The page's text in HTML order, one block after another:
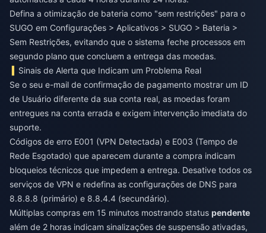
Defina a otimização de bateria como "sem restrições" para o
SUGO em Configurações > Aplicativos > SUGO > Bateria >
Sem Restrições, evitando que o sistema feche processos em
segundo plano que concluem a entrega das moedas.
Sinais de Alerta que Indicam um Problema Real
Se o seu e-mail de confirmação de pagamento mostrar um ID
de Usuário diferente da sua conta real, as moedas foram
entregues na conta errada e exigem intervenção imediata do
suporte.
Códigos de erro E001 (VPN Detectada) e E003 (Tempo de
Rede Esgotado) que aparecem durante a compra indicam
bloqueios técnicos que impedem a entrega. Desative todos os
serviços de VPN e redefina as configurações de DNS para
8.8.8.8 (primário) e 8.8.4.4 (secundário).
Múltiplas compras em 15 minutos mostrando status pendente
além de 2 horas indicam sinalizações de suspensão ativadas,